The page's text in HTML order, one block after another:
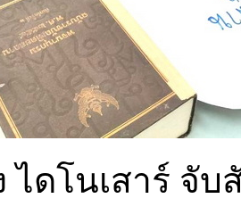
ไดโนเสาร์ จั